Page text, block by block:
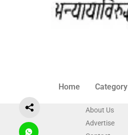
Home Category
About Us
Advertise